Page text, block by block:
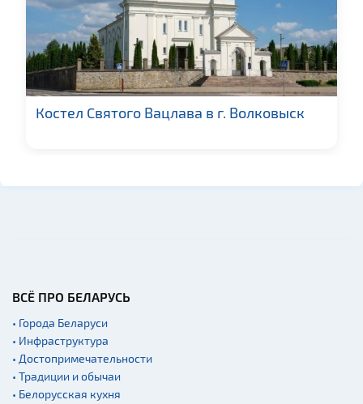
Костел Святого Вацлава в г. Волковыск
ВСЁ ПРО БЕЛАРУСЬ
• Города Беларуси
• Инфраструктура
• Достопримечательности
• Традиции и обычаи
• Белорусская кухня